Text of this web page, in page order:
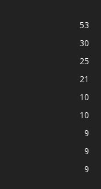
53
30
25
21
10
10
9
9
9